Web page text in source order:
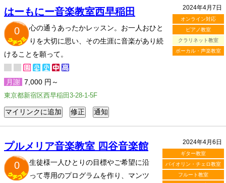
2024年4月7日
オンライン対応
ピアノ教室
クラリネット教室
ボーカル・声楽教室
はーもにー音楽教室西早稲田
0
心の通うあったかレッスン。お一人おひと
りを大切に思い、その生涯に音楽があり続
けることを願って。
月謝 7,000 円～
東京都新宿区西早稲田3-28-1-5F
2024年4月6日
ギター教室
バイオリン・チェロ教室
フルート教室
プルメリア音楽教室 四谷音楽館
0
生徒様一人ひとりの目標やご希望に沿
って専用のプログラムを作り、マンツ